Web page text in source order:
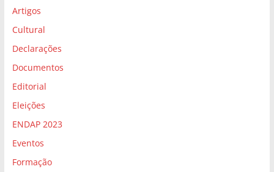
Artigos
Cultural
Declarações
Documentos
Editorial
Eleições
ENDAP 2023
Eventos
Formação